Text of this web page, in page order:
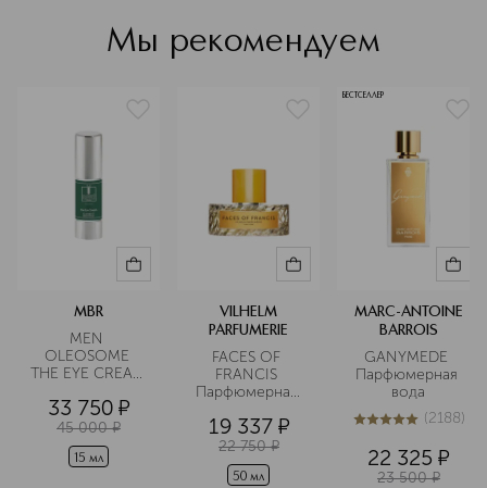
основой философии компании.
Мы рекомендуем
MBR
MEN
OLEOSOME
THE EYE CREAM
области вокруг
глаз
разглаживающий
33 750 ¤
45 000 ¤
15 мл
VILHELM
PARFUMERIE
FACES OF
FRANCIS
Парфюмерная
19 337 ¤
22 750 ¤
50 мл
БЕСТСЕЛЛЕР
MARC-ANTOINE
BARROIS
GANYMEDE
Парфюмерная
вода
5из 52188 (2188)
22 325 ¤
23 500 ¤